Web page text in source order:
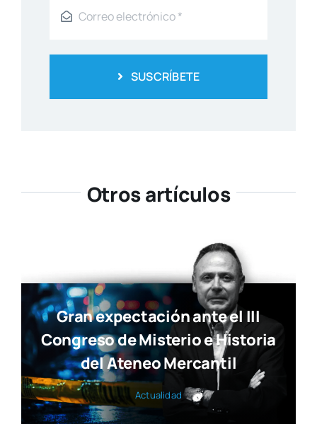
SUSCRÍBETE
Otros artículos
Gran expectación ante el III
Congreso de Misterio e Historia
del Ateneo Mercantil
Actua­li­dad